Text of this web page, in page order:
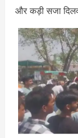
और कड़ी सजा